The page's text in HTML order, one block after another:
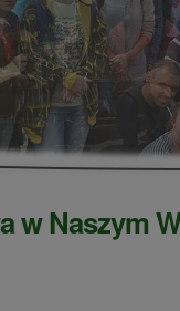
w Naszym